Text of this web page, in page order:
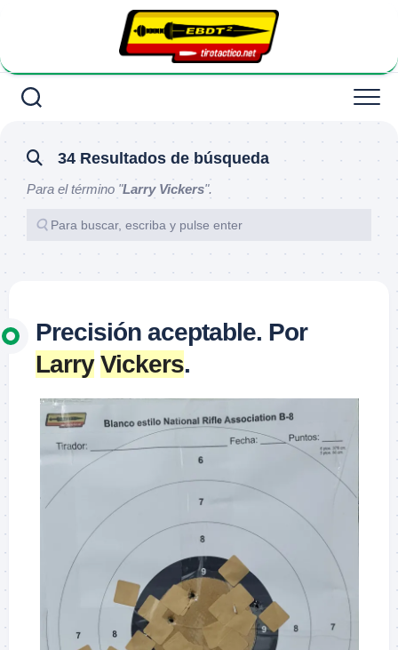
34 Resultados de búsqueda
Para el término "Larry Vickers".
Precisión aceptable. Por
Larry Vickers.